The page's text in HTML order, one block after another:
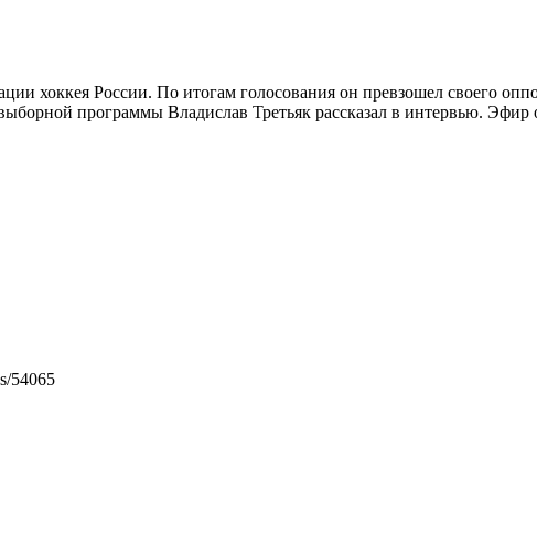
хоккея России. По итогам голосования он превзошел своего
программы Владислав Третьяк рассказал в интервью. Эфир
54065